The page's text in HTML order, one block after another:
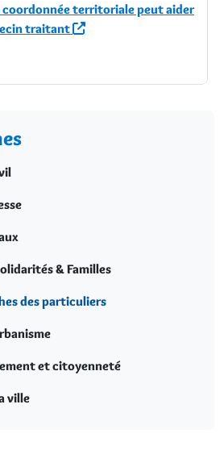
territoriale peut aider
traitant
& Familles
des particuliers
et citoyenneté
ville